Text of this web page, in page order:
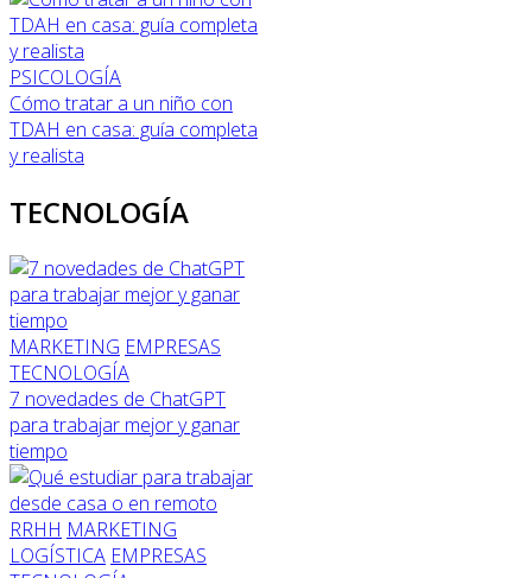
PSICOLOGÍA
Cómo tratar a un niño con
TDAH en casa: guía completa
y realista
TECNOLOGÍA
MARKETING EMPRESAS
TECNOLOGÍA
7 novedades de ChatGPT
para trabajar mejor y ganar
tiempo
RRHH MARKETING
LOGÍSTICA EMPRESAS